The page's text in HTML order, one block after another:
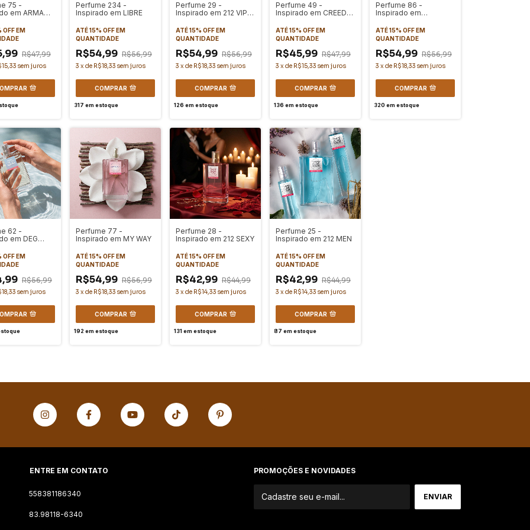
75 -
em ARMANI
OFFEM
R$47,99
sem juros
Perfume 234 -
Inspirado em LIBRE
ATÉ 15% OFFEM
QUANTIDADE
R$54,99 R$56,99
3 xde R$18,33 sem juros
COMPRAR
317 em estoque
Perfume 29 -
Inspirado em 212 VIP
ATÉ 15% OFFEM
QUANTIDADE
R$54,99 R$56,99
3 xde R$18,33 sem juros
COMPRAR
126 em estoque
Perfume 49 -
Inspirado em CREED
ATÉ 15% OFFEM
QUANTIDADE
R$45,99 R$47,99
3 xde R$15,33 sem juros
COMPRAR
136 em estoque
Perfume 86 -
Inspirado em
ATÉ 15% OFFEM
QUANTIDADE
R$54,99 R$56,99
3 xde R$18,33 sem juros
COMPRAR
320 em estoque
62 -
em DEG
OFFEM
R$56,99
sem juros
Perfume 77 -
Inspirado em MY WAY
ATÉ 15% OFFEM
QUANTIDADE
R$54,99 R$56,99
3 xde R$18,33 sem juros
COMPRAR
192 em estoque
Perfume 28 -
Inspirado em 212 SEXY
ATÉ 15% OFFEM
QUANTIDADE
R$42,99 R$44,99
3 xde R$14,33 sem juros
COMPRAR
131 em estoque
Perfume 25 -
Inspirado em 212 MEN
ATÉ 15% OFFEM
QUANTIDADE
R$42,99 R$44,99
3 xde R$14,33 sem juros
COMPRAR
87 em estoque
ENTRE EM CONTATO
558381186340
83.98118-6340
PROMOÇÕES E NOVIDADES